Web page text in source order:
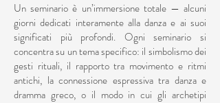
Un seminario è un’immersione totale — alcuni
giorni dedicati interamente alla danza e ai suoi
significati più profondi. Ogni seminario si
concentra su un tema specifico: il simbolismo dei
gesti rituali, il rapporto tra movimento e ritmi
antichi, la connessione espressiva tra danza e
dramma greco, o il modo in cui gli archetipi